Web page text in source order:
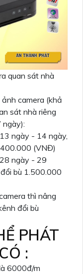
quan sát nhà
camera (khả
sát nhà riêng
ngày):
ngày - 14 ngày,
(VNĐ)
ngày - 29
bù 1.500.000
thì nâng
đổi bù
PHÁT
:
6000đ/m